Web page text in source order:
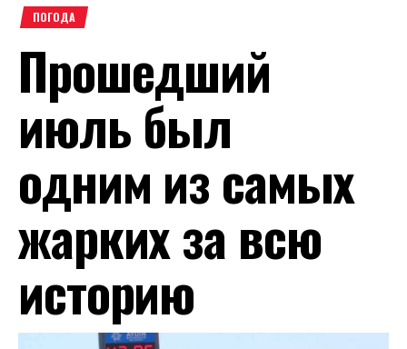
ПОГОДА
Прошедший
июль был
одним из самых
жарких за всю
историю